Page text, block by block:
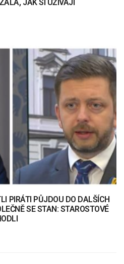
JAK SI UŽÍVAJÍ
PIRÁTI PŮJDOU DO DALŠÍCH
SE STAN: STAROSTOVÉ